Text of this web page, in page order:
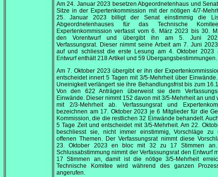
Am24. Januar 2023 besetzen Abgeordnetenhaus und
Sitze in der Expertenkommission mit der nötigen 4/7-
25. Januar 2023 billigt der Senat einstimmig die
Abgeordnetenhauses für das Technische
Expertenkommission verfasst vom6. März 2023 bis30.
den Vorentwurf und übergibt ihn am5. Juni
Verfassungsrat. Dieser nimmt seine Arbeit am 7. Juni 2023
auf und schliesst die erste Lesung am 4. Oktober 2023
Entwurf enthält 218 Artikel und 59 Übergangsbestimmungen.
Am7. Oktober 2023 übergibt er ihn der
entscheidet innert 5 Tagen mit 3/5-Mehrheit über
Uneinigkeit verlängert sie ihre Behandlungsfrist bis zum
Von den 622 Anträgen überweist sie dem
Einwände. Dieser nimmt 152 davon mit 3/5-Mehrheit an und
mit 2/3-Mehrheit ab. Verfassungsrat und
bezeichnen am 17. Oktober 2023 je 6 Mitglieder für die
Kommission, die die restlichen 32 Einwände behandelt.
5 Tage Zeit und entscheidet mit 3/5-Mehrheit. Am22.
beschliesst sie, nicht immer einstimmig, Vorschläge zu
offenen Themen. Der Verfassungsrat nimmt diese
23. Oktober 2023en bloc mit 32 zu 17 Stimmen
Schlussabstimmung nimmt der Verfassungsrat den Entwurf
17 Stimmen an, damit ist die nötige 3/5-Mehrheit
Technische Komitee wird während des ganzen
angerufen.